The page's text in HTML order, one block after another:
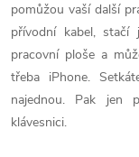
t
ů
t
ů
l
á
d
a
pomůžou vaší další
přívodní kabel,
pracovní ploše a
třeba iPhone.
najednou. Pak jen
klávesnici.